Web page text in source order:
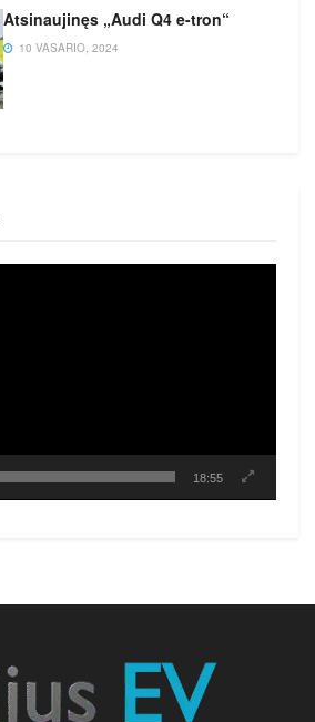
Atsinaujinęs „Audi Q4 e-tron“
10 VASARIO, 2024
18:55